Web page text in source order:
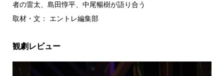
者の雷太、島田惇平、中尾暢樹が語り合う
取材・文： エントレ編集部
観劇レビュー